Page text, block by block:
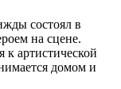
состоял в
на сцене.
к артистической
домом и